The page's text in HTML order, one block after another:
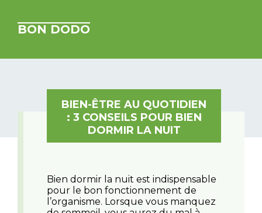
BON DODO
BIEN-ÊTRE AU QUOTIDIEN
: 3 CONSEILS POUR BIEN
DORMIR LA NUIT
Bien dormir la nuit est indispensable
pour le bon fonctionnement de
l’organisme. Lorsque vous manquez